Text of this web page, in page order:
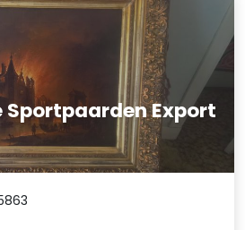
Sportpaarden Export